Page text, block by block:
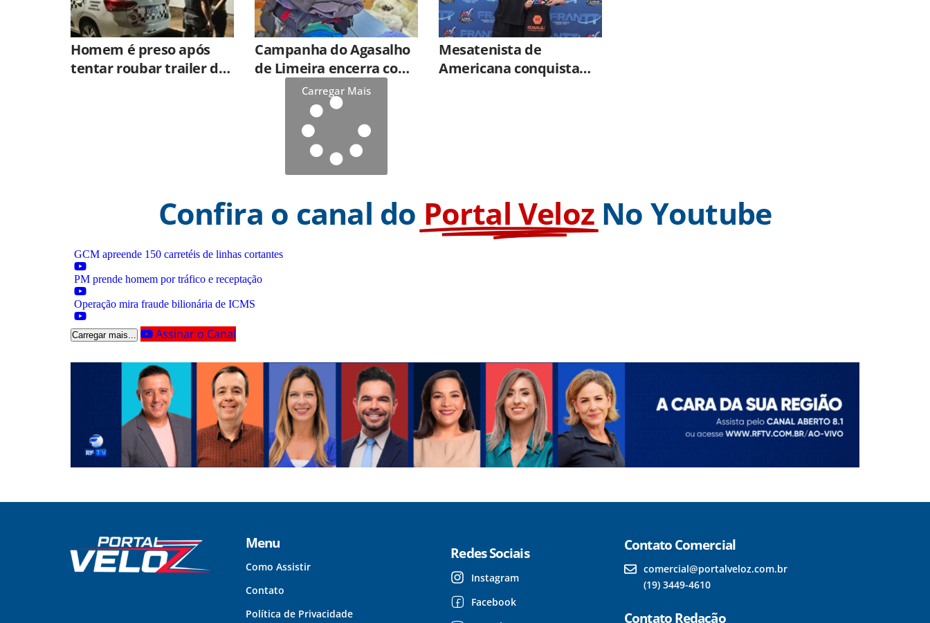
Homem é preso após
tentar roubar trailer de
Campanha do Agasalho
de Limeira encerra com
mais de 85 toneladas de
doações arrecadadas
Mesatenista de
Americana conquista
Carregar Mais
Confira o canal do Portal Veloz No Youtube
GCM apreende 150 carretéis de linhas cortantes
PM prende homem por tráfico e receptação
Operação mira fraude bilionária de ICMS
Carregar mais... Assinar o Canal
Menu
Como Assistir
Contato
Política de Privacidade
Redes Sociais
Instagram
Facebook
Contato Comercial
comercial@portalveloz.com.br
(19) 3449-4610
Contato Redação